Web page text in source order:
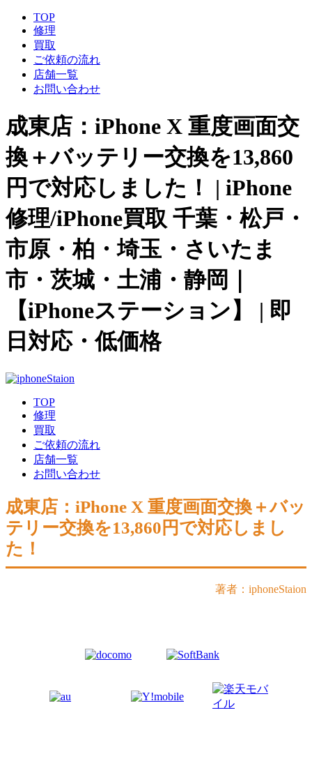
TOP
修理
買取
ご依頼の流れ
店舗一覧
お問い合わせ
成東店：iPhone X 重度画面交
換＋バッテリー交換を13,860
円で対応しました！ | iPhone
修理/iPhone買取 千葉・松戸・
市原・柏・埼玉・さいたま
市・茨城・土浦・静岡｜
【iPhoneステーション】 | 即
日対応・低価格
TOP
修理
買取
ご依頼の流れ
店舗一覧
お問い合わせ
成東店：iPhone X 重度画面交換＋バッ
テリー交換を13,860円で対応しまし
た！
著者：iphoneStaion